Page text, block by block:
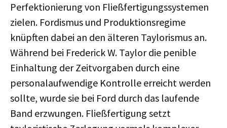
Perfektionierung von Fließfertigungssystemen
zielen. Fordismus und Produktionsregime
knüpften dabei an den älteren Taylorismus an.
Während bei Frederick W. Taylor die penible
Einhaltung der Zeitvorgaben durch eine
personalaufwendige Kontrolle erreicht werden
sollte, wurde sie bei Ford durch das laufende
Band erzwungen. Fließfertigung setzt